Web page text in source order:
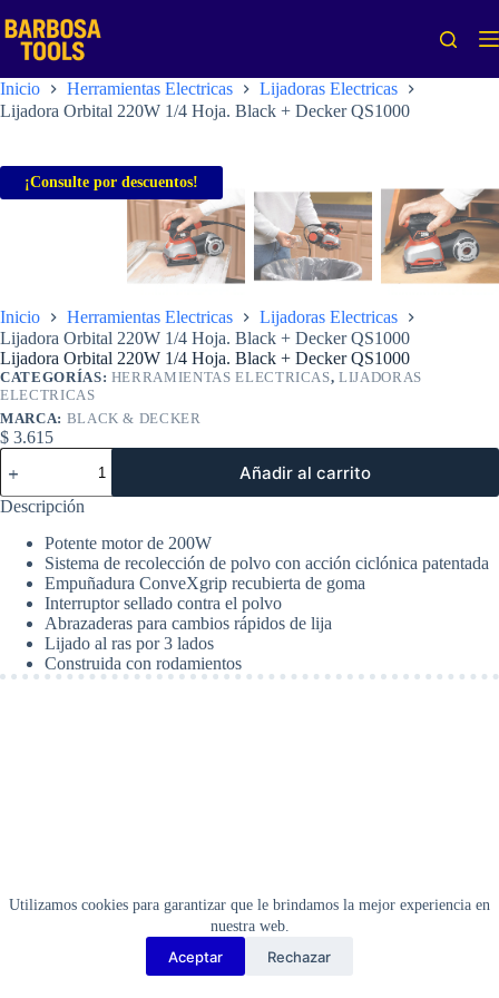
al
contenido
Utilizamos cookies para garantizar que le brindamos la mejor experiencia en
nuestra web.
Aceptar Rechazar
Inicio Herramientas Electricas
Lijadoras Electricas
Lijadora Orbital 220W 1/4 Hoja. Black + Decker QS1000
¡Consulte por descuentos!
Inicio Herramientas Electricas
Lijadoras Electricas
Lijadora Orbital 220W 1/4 Hoja. Black + Decker QS1000
Lijadora Orbital 220W 1/4 Hoja. Black + Decker QS1000
CATEGORÍAS: HERRAMIENTAS ELECTRICAS,LIJADORAS
ELECTRICAS
MARCA: BLACK & DECKER
$ 3.615
Lijadora
Orbital
220W
1/4
Black
Decker
QS1000
cantidad
Añadir al carrito
Descripción
Potente motor de 200W
Sistema de recolección de polvo con acción ciclónica patentada
Empuñadura ConveXgrip recubierta de goma
Interruptor sellado contra el polvo
Abrazaderas para cambios rápidos de lija
Lijado al ras por 3 lados
Construida con rodamientos
Copyright Barbosa Tools©